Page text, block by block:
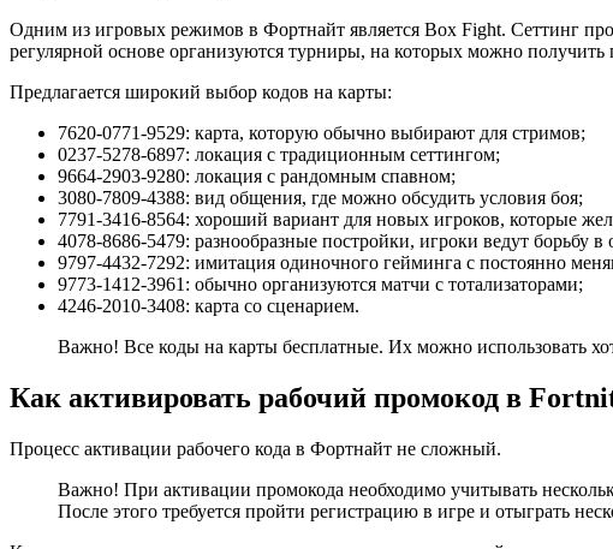
Одним из игровых режимов в Фортнайт является Box Fight. Сеттинг
регулярной основе организуются турниры, на которых можно получить
Предлагается широкий выбор кодов на карты:
7620-0771-9529: карта, которую обычно выбирают для стримов;
0237-5278-6897: локация с традиционным сеттингом;
9664-2903-9280: локация с рандомным спавном;
3080-7809-4388: вид общения, где можно обсудить условия боя;
7791-3416-8564: хороший вариант для новых игроков, которые
4078-8686-5479: разнообразные постройки, игроки ведут борьбу в
9797-4432-7292: имитация одиночного гейминга с постоянно
9773-1412-3961: обычно организуются матчи с тотализаторами;
4246-2010-3408: карта со сценарием.
Важно! Все коды на карты бесплатные. Их можно использовать
Как активировать рабочий промокод в
Процесс активации рабочего кода в Фортнайт не сложный.
Важно! При активации промокода необходимо учитывать
После этого требуется пройти регистрацию в игре и отыграть